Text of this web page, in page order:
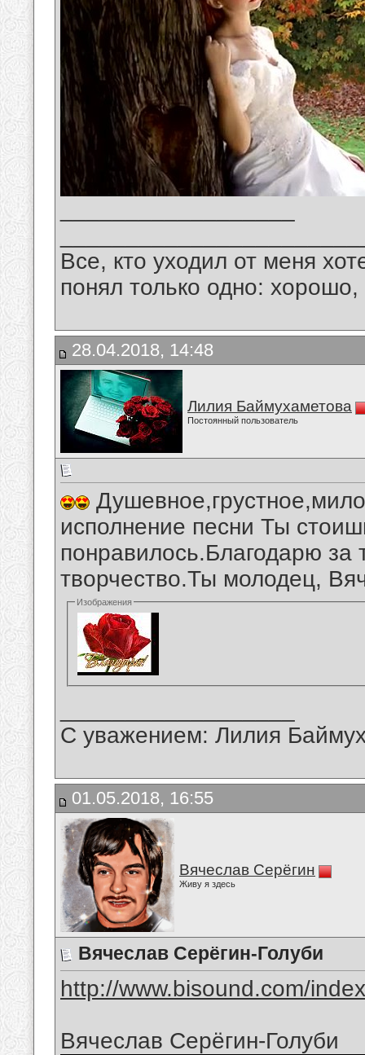
Все, кто уходил от меня
понял только одно:
28.04.2018, 14:48
Лилия Баймухаметова
Постоянный пользователь
исполнение песни Ты
понравилось.Благодарю за
творчество.Ты молодец,
Изображения
С уважением: Лилия
01.05.2018, 16:55
Вячеслав Серёгин
Живу я здесь
Вячеслав Серёгин-Голуби
http://www.bisound.com/
Вячеслав Серёгин-Голуби